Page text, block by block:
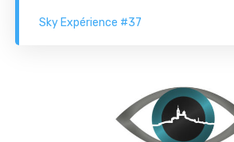
Sky Expérience #37